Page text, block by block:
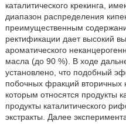
каталитического крекинга,
диапазон распределения
преимущественным
ректификации дает высокий
ароматического
масла (до 90 %). В ходе
установлено, что подобный
побочных фракций вторичных
которым относятся продукты
продукты каталитического
экстракты. Далее